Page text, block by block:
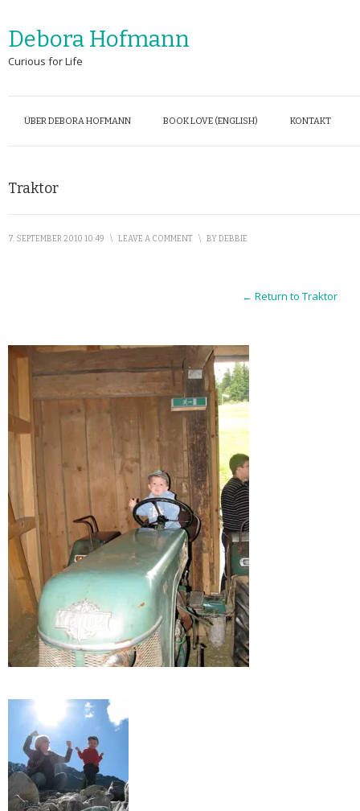
Debora Hofmann
Curious for Life
ÜBER DEBORA HOFMANN BOOK LOVE (ENGLISH) KONTAKT
Traktor
7. SEPTEMBER 2010 10:49 \ LEAVE A COMMENT \ BYDEBBIE
← Return to Traktor